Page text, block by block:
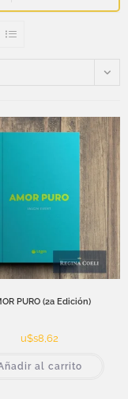
PURO (2a Edición)
u$s8,62
al carrito